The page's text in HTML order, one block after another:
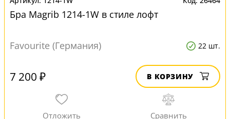
Бра Magrib 1214-1W в стиле лофт
Favourite (Германия) 22 шт.
7 200 ₽ В КОРЗИНУ